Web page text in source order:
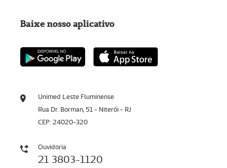
Unimed Leste Fluminense
Rua Dr. Borman, 51 - Niterói - RJ
CEP: 24020-320
Ouvidoria
21 3803-1120
Baixe nosso aplicativo